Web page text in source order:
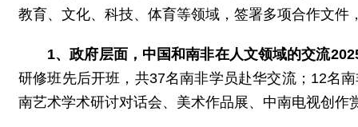
教育、文化、科技、体育等领域，签署多项合作文件
1、政府层面，中国和南非在人文领域的交流
研修班先后开班，共37名南非学员赴华交流；12名
南艺术学术研讨对话会、美术作品展、中南电视创